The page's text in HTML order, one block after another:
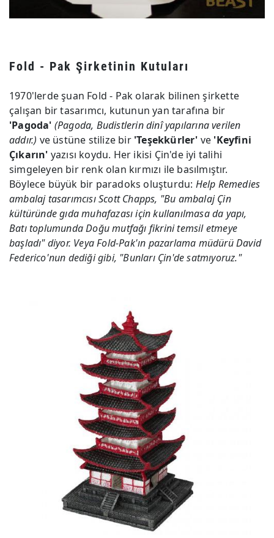
Fold - Pak Şirketinin Kutuları
1970'lerde şuan Fold - Pak olarak bilinen şirkette
çalışan bir tasarımcı, kutunun yan tarafına bir
'Pagoda' (Pagoda, Budistlerin dinî yapılarına verilen
addır.) ve üstüne stilize bir 'Teşekkürler' ve 'Keyfini
Çıkarın' yazısı koydu. Her ikisi Çin'de iyi talihi
simgeleyen bir renk olan kırmızı ile basılmıştır.
Böylece büyük bir paradoks oluşturdu: Help Remedies
ambalaj tasarımcısı Scott Chapps, "Bu ambalaj Çin
kültüründe gıda muhafazası için kullanılmasa da yapı,
Batı toplumunda Doğu mutfağı fikrini temsil etmeye
başladı" diyor. Veya Fold-Pak'ın pazarlama müdürü David
Federico'nun dediği gibi, "Bunları Çin'de satmıyoruz."